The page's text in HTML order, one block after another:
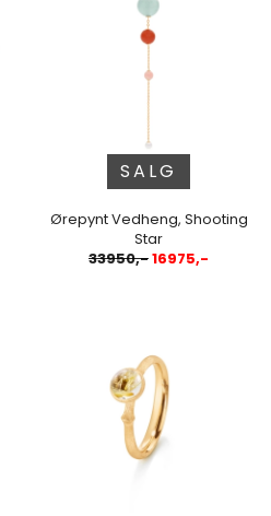
SALG
Ørepynt Vedheng, Shooting
Star
33950,-16975,-